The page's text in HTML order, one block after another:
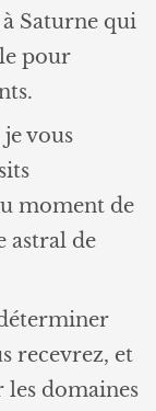
Saturne qui
pour
vous
moment de
astral de
recevrez, et
les domaines